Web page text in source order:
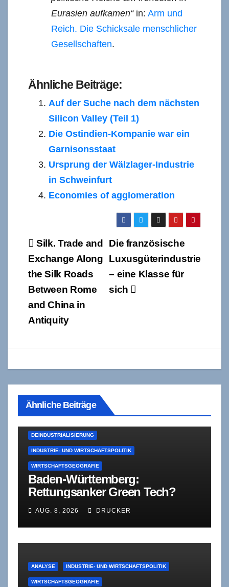
Eurasien aufkamen“in: Arm und
Reich. Die Schicksale menschlicher
Gesellschaften.
Ähnliche Beiträge:
Auf der Suche nach dem nächsten
Silicon Valley (Teil 1)
Die Ostindien-Kompanie war ein
Garnisonsstaat
Ursprung der Wälzlager-Industrie
in Schweinfurt
Economies of agglomeration
Beitragsnavigation
Die französische
Luxusgüterindustrie
– eine Klasse für
sich
Silk. Trade and
Exchange Along
the Silk Roads
Between Rome
and China in
Antiquity
Ähnliche Beiträge
DEINDUSTRIALISIERUNG
INDUSTRIE- UND WIRTSCHAFTSPOLITIK
WIRTSCHAFTSGEOGRAFIE
Baden-Württemberg:
Rettungsanker Green Tech?
AUG. 8, 2026 DRUCKER
ANALYSE INDUSTRIE- UND WIRTSCHAFTSPOLITIK
WIRTSCHAFTSGEOGRAFIE